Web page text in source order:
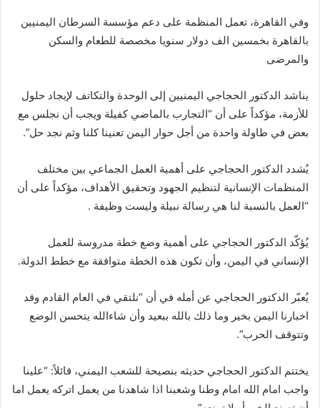
وفي القاهرة، تعمل المنظمة على دعم مؤسسة السرطان اليمنيين
بالقاهرة بخمسين الف دولار سنويا مخصصة للطعام والسكن
والمرضى
يناشد الدكتور الحجاجي اليمنيين إلى الوحدة والتكاتف لإيجاد حلول
للأزمة، مؤكداً على أن “التجارب بالماضي كفيلة ويجب أن نجلس مع
بعض في طاولة واحدة من أجل حوار اليمن تعنينا كلنا وثم نجد حل”.
يُشدد الدكتور الحجاجي على أهمية العمل الجماعي بين مختلف
المنظمات الإنسانية لتنظيم الجهود وتحقيق الأهداف، مؤكداً على أن
“العمل بالنسبة لنا هي رسالة نبيلة وليست وظيفة .
يُؤكّد الدكتور الحجاجي على أهمية وضع خطة مدروسة للعمل
الإنساني في اليمن، وأن تكون هذه الخطة متوافقة مع خطط الدولة.
يُعبّر الدكتور الحجاجي عن أمله في أن “نلتقي في العام القادم وقد
اخبارنا اليمن بخير وما ذلك بالله ببعيد وأن شاءالله يتحسن الوضع
وتتوقف الحرب”.
يختتم الدكتور الحجاجي حديثه بنصيحة للشعب اليمني، قائلاً: “علينا
واجب امام الله امام وطنا وشعبنا اذا شاهدنا من يعمل اتركه يعمل اما